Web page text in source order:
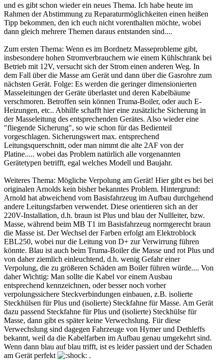
und es gibt schon wieder ein neues Thema. Ich habe heute im
Rahmen der Abstimmung zu Reparaturmöglichkeiten einen heißen
Tipp bekommen, den ich euch nicht vorenthalten möchte, wobei
dann gleich mehrere Themen daraus entstanden sind....
Zum ersten Thema: Wenn es im Bordnetz Masseprobleme gibt,
insbesondere hohen Stromverbrauchern wie einem Kühlschrank bei
Betrieb mit 12V, versucht sich der Strom einen anderen Weg. In
dem Fall über die Masse am Gerät und dann über die Gasrohre zum
nächsten Gerät. Folge: Es werden die geringer dimensionierten
Masseleitungen der Geräte überlastet und deren Kabelbäume
verschmoren. Betroffen sein können Truma-Boiler, oder auch E-
Heizungen, etc.. Abhilfe schafft hier eine zusätzliche Sicherung in
der Masseleitung des entsprechenden Gerätes. Also wieder eine
"fliegende Sicherung", so wie schon für das Bedienteil
vorgeschlagen. Sicherungswert max. entsprechend
Leitungsquerschnitt, oder man nimmt die alte 2AF von der
Platine..... wobei das Problem natürlich alle vorgenannten
Gerätetypen betrifft, egal welches Modell und Baujahr.
Weiteres Thema: Mögliche Verpolung am Gerät! Hier gibt es bei bei
originalen Arnolds kein bisher bekanntes Problem. Hintergrund:
Arnold hat abweichend vom Basisfahrzeug im Aufbau durchgehend
andere Leitungsfarben verwendet. Diese orientieren sich an der
220V-Installation, d.h. braun ist Plus und blau der Nullleiter, bzw.
Masse, während beim MB T1 im Basisfahrzeug normgerecht braun
die Masse ist. Der Wechsel der Farben erfolgt am Elektroblock
EBL250, wobei nur die Leitung von D+ zur Verwirrung führen
könnte. Blau ist auch beim Truma-Boiler die Masse und rot Plus und
von daher ziemlich einleuchtend, d.h. wenig Gefahr einer
Verpolung, die zu größeren Schäden am Boiler führen würde.... Von
daher Wichtig: Man sollte die Kabel vor einem Ausbau
entsprechend kennzeichnen, oder besser noch vorher
verpolungssichere Steckverbindungen einbauen, z.B. isolierte
Steckhülsen für Plus und (isolierte) Steckfahne für Masse. Am Gerät
dazu passend Steckfahne für Plus und (isolierte) Steckhülse für
Masse, dann gibt es später keine Verwechslung. Für diese
Verwechslung sind dagegen Fahrzeuge von Hymer und Dethleffs
bekannt, weil da die Kabelfarben im Aufbau genau umgekehrt sind.
Wenn dann blau auf blau trifft, ist es leider passiert und der Schaden
am Gerät perfekt
.